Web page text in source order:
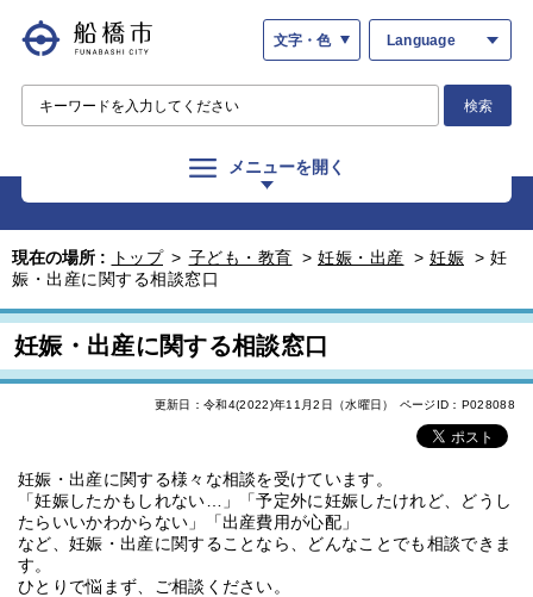
文字・色 Language
検索
メニューを開く
現在の場所 : トップ > 子ども・教育 > 妊娠・出産 > 妊娠 > 妊
娠・出産に関する相談窓口
妊娠・出産に関する相談窓口
更新日：令和4(2022)年11月2日（水曜日） ページID：P028088
妊娠・出産に関する様々な相談を受けています。
「妊娠したかもしれない…」「予定外に妊娠したけれど、どうし
たらいいかわからない」「出産費用が心配」
など、妊娠・出産に関することなら、どんなことでも相談できま
す。
ひとりで悩まず、ご相談ください。